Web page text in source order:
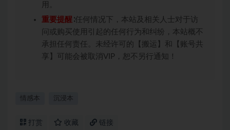
用。
重要提醒 ∶任何情况下，本站及相关人士对于访
问或购买使用引起的任何行为和纠纷，本站概不
承担任何责任。未经许可的【搬运】和【账号共
享】可能会被取消VIP，恕不另行通知！
情感本 沉浸本
打赏 收藏 链接